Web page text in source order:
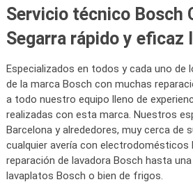
Servicio técnico Bosch
Segarra rápido y eficaz
Especializados en todos y cada uno
de la marca Bosch con muchas
a todo nuestro equipo lleno de
realizadas con esta marca. Nuestros
Barcelona y alrededores, muy cerca de
cualquier avería con electrodomésticos
reparación de lavadora Bosch hasta
lavaplatos Bosch o bien de frigos.